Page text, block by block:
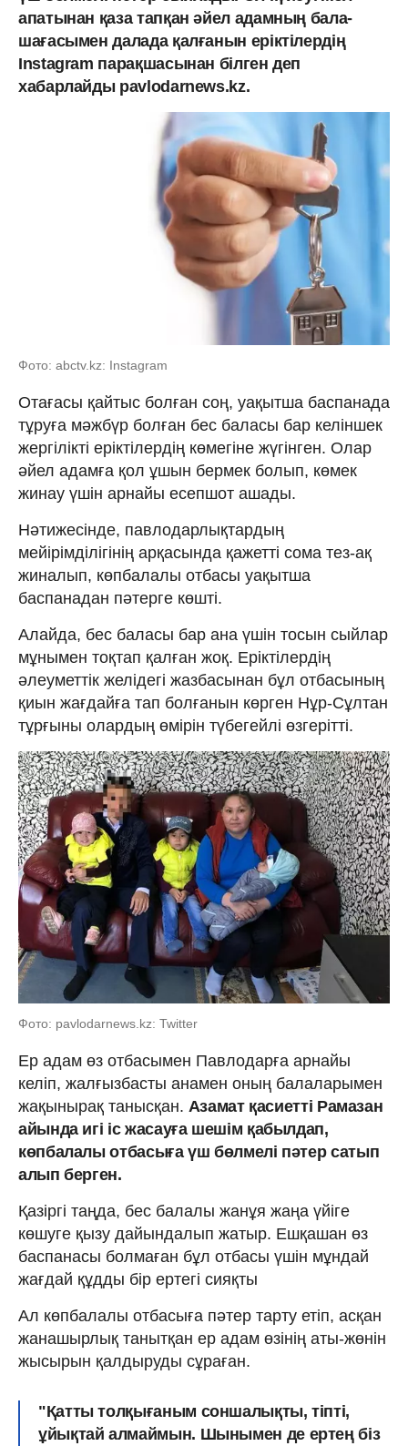
апатынан қаза тапқан әйел адамның бала-
шағасымен далада қалғанын еріктілердің
Instagram парақшасынан білген деп
хабарлайды pavlodarnews.kz.
Фото: abctv.kz: Instagram
Отағасы қайтыс болған соң, уақытша баспанада
тұруға мәжбүр болған бес баласы бар келіншек
жергілікті еріктілердің көмегіне жүгінген. Олар
әйел адамға қол ұшын бермек болып, көмек
жинау үшін арнайы есепшот ашады.
Нәтижесінде, павлодарлықтардың
мейірімділігінің арқасында қажетті сома тез-ақ
жиналып, көпбалалы отбасы уақытша
баспанадан пәтерге көшті.
Алайда, бес баласы бар ана үшін тосын сыйлар
мұнымен тоқтап қалған жоқ. Еріктілердің
әлеуметтік желідегі жазбасынан бұл отбасының
қиын жағдайға тап болғанын көрген Нұр-Сұлтан
тұрғыны олардың өмірін түбегейлі өзгерітті.
Фото: pavlodarnews.kz: Twitter
Ер адам өз отбасымен Павлодарға арнайы
келіп, жалғызбасты анамен оның балаларымен
жақынырақ танысқан. Азамат қасиетті Рамазан
айында игі іс жасауға шешім қабылдап,
көпбалалы отбасыға үш бөлмелі пәтер сатып
алып берген.
Қазіргі таңда, бес балалы жанұя жаңа үйіге
көшуге қызу дайындалып жатыр. Ешқашан өз
баспанасы болмаған бұл отбасы үшін мұндай
жағдай құдды бір ертегі сияқты
Ал көпбалалы отбасыға пәтер тарту етіп, асқан
жанашырлық танытқан ер адам өзінің аты-жөнін
жысырын қалдыруды сұраған.
"Қатты толқығаным соншалықты, тіпті,
ұйықтай алмаймын. Шынымен де ертең біз